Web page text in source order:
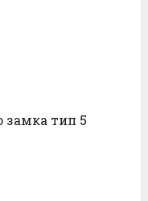
замка тип 5